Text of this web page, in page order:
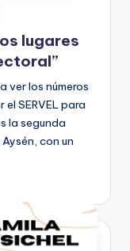
lugares
ver los números
SERVEL para
la segunda
con un